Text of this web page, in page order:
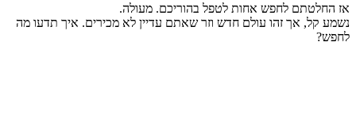
אז החלטתם לחפש אחות לטפל בהוריכם. מעולה.
נשמע קל, אך זהו עולם חדש וזר שאתם עדיין לא מכירים. איך תדעו מה
לחפש?